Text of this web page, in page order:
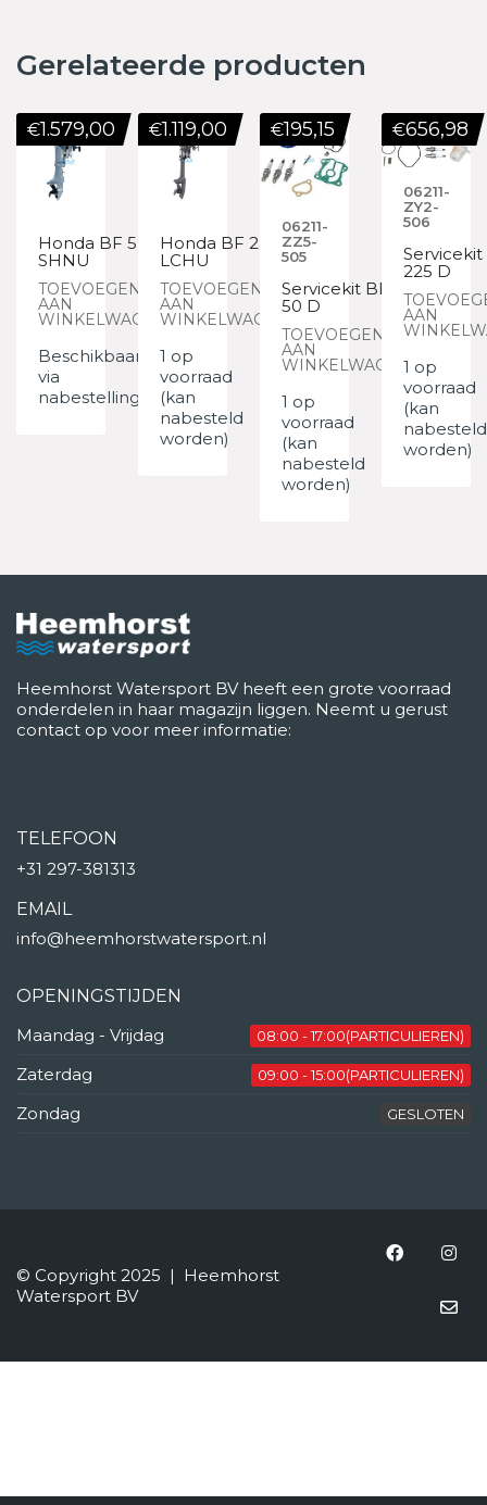
Gerelateerde producten
Honda BF 5
SHNU
TOEVOEGEN
AAN
WINKELWAGEN
€1.579,00
Beschikbaar
via
nabestelling
Honda BF 2.3
LCHU
TOEVOEGEN
AAN
WINKELWAGEN
€1.119,00
1 op
voorraad
(kan
nabesteld
worden)
06211-
ZZ5-
505
Servicekit BF
50 D
TOEVOEGEN
AAN
WINKELWAGEN
€195,15
1 op
voorraad
(kan
nabesteld
worden)
06211-
ZY2-
506
Servicekit
225 D
AAN
€656,98
1 op
voorraad
(kan
nabesteld
worden)
Heemhorst Watersport BV heeft een grote voorraad
onderdelen in haar magazijn liggen. Neemt u gerust
contact op voor meer informatie:
TELEFOON
+31 297-381313
EMAIL
info@heemhorstwatersport.nl
OPENINGSTIJDEN
Maandag - Vrijdag
08:00 - 17:00(PARTICULIEREN)
Zaterdag 09:00 - 15:00(PARTICULIEREN)
Zondag GESLOTEN
© Copyright 2025 | Heemhorst
Watersport BV